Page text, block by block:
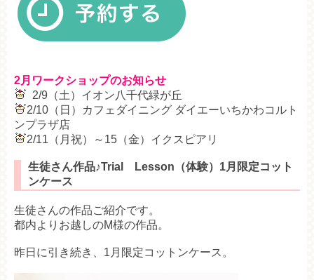
2月ワークショップのお知らせ
2/9（土）イオン八千代緑が丘
2/10（日）カフェダイニング ダイエーいちかわコルト
ンプラザ店
2/11（月祝）～15（金）イクスピアリ
生徒さん作品♪Trial Lesson（体験）1月限定コット
ンケース
生徒さんの作品ご紹介です。
都内よりお越しのM様の作品。
昨日に引き続き、1月限定コットンケース。